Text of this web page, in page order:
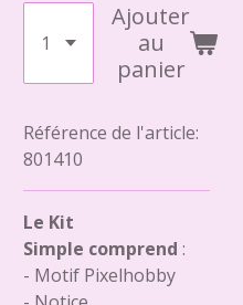
Ajouter
au
panier
Référence de l'article:
801410
Le Kit
Simple comprend :
- Motif Pixelhobby